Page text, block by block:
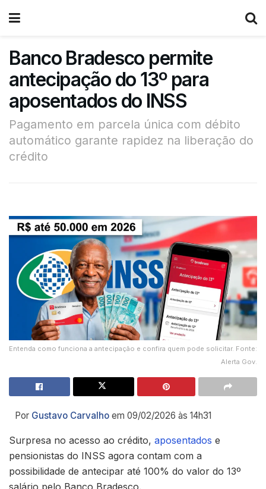
Banco Bradesco permite
antecipação do 13º para
aposentados do INSS
Pagamento em parcela única com débito
automático garante rapidez na liberação do
crédito
Entenda como funciona a antecipação e confira quem pode solicitar. Fonte:
Alerta Gov.
Por Gustavo Carvalho em 09/02/2026 às 14h31
Surpresa no acesso ao crédito, aposentados e
pensionistas do INSS agora contam com a
possibilidade de antecipar até 100% do valor do 13º
salário pelo Banco Bradesco.